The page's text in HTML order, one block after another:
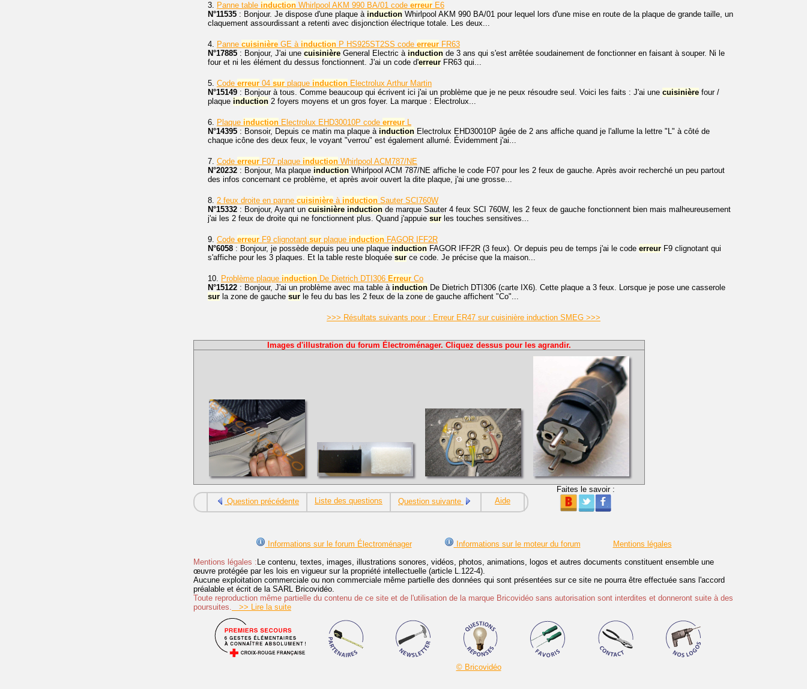
3. Panne table induction Whirlpool AKM 990 BA/01 code erreur E6
N°11535 : Bonjour. Je dispose d'une plaque à induction Whirlpool AKM 990 BA/01 pour lequel lors d'une mise en route de la plaque de grande taille, un
claquement assourdissant a retenti avec disjonction électrique totale. Les deux...
4. Panne cuisinière GE à induction P HS925ST2SS code erreur FR63
N°17885 : Bonjour, J'ai une cuisinière General Electric à induction de 3 ans qui s'est arrêtée soudainement de fonctionner en faisant à souper. Ni le
four et ni les élément du dessus fonctionnent. J'ai un code d'erreur FR63 qui...
5. Code erreur 04 sur plaque induction Electrolux Arthur Martin
N°15149 : Bonjour à tous. Comme beaucoup qui écrivent ici j'ai un problème que je ne peux résoudre seul. Voici les faits : J'ai une cuisinière four /
plaque induction 2 foyers moyens et un gros foyer. La marque : Electrolux...
6. Plaque induction Electrolux EHD30010P code erreur L
N°14395 : Bonsoir, Depuis ce matin ma plaque à induction Electrolux EHD30010P âgée de 2 ans affiche quand je l'allume la lettre "L" à côté de
chaque icône des deux feux, le voyant "verrou" est également allumé. Évidemment j'ai...
7. Code erreur F07 plaque induction Whirlpool ACM787/NE
N°20232 : Bonjour, Ma plaque induction Whirlpool ACM 787/NE affiche le code F07 pour les 2 feux de gauche. Après avoir recherché un peu partout
des infos concernant ce problème, et après avoir ouvert la dite plaque, j'ai une grosse...
8. 2 feux droite en panne cuisinière à induction Sauter SCI760W
N°15332 : Bonjour, Ayant un cuisinière induction de marque Sauter 4 feux SCI 760W, les 2 feux de gauche fonctionnent bien mais malheureusement
j'ai les 2 feux de droite qui ne fonctionnent plus. Quand j'appuie sur les touches sensitives...
9. Code erreur F9 clignotant sur plaque induction FAGOR IFF2R
N°6058 : Bonjour, je possède depuis peu une plaque induction FAGOR IFF2R (3 feux). Or depuis peu de temps j'ai le code erreur F9 clignotant qui
s'affiche pour les 3 plaques. Et la table reste bloquée sur ce code. Je précise que la maison...
10. Problème plaque induction De Dietrich DTI306 Erreur Co
N°15122 : Bonjour, J'ai un problème avec ma table à induction De Dietrich DTI306 (carte IX6). Cette plaque a 3 feux. Lorsque je pose une casserole
sur la zone de gauche sur le feu du bas les 2 feux de la zone de gauche affichent "Co"...
>>> Résultats suivants pour : Erreur ER47 sur cuisinière induction SMEG >>>
Images d'illustration du forum Électroménager. Cliquez dessus pour les agrandir.
Question précédente Liste des questions Question suivante Aide
Faites le savoir :
Informations sur le forum Électroménager Informations sur le moteur du forum
Mentions légales
Mentions légales : Le contenu, textes, images, illustrations sonores, vidéos, photos, animations, logos et autres documents constituent ensemble une
œuvre protégée par les lois en vigueur sur la propriété intellectuelle (article L.122-4).
Aucune exploitation commerciale ou non commerciale même partielle des données qui sont présentées sur ce site ne pourra être effectuée sans l'accord
préalable et écrit de la SARL Bricovidéo.
Toute reproduction même partielle du contenu de ce site et de l'utilisation de la marque Bricovidéo sans autorisation sont interdites et donneront suite à des
poursuites. >> Lire la suite
© Bricovidéo